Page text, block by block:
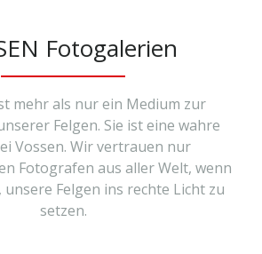
Fotogalerien
mehr als nur ein Medium zur
Felgen. Sie ist eine wahre
Vossen. Wir vertrauen nur
Fotografen aus aller Welt, wenn
Felgen ins rechte Licht zu
setzen.